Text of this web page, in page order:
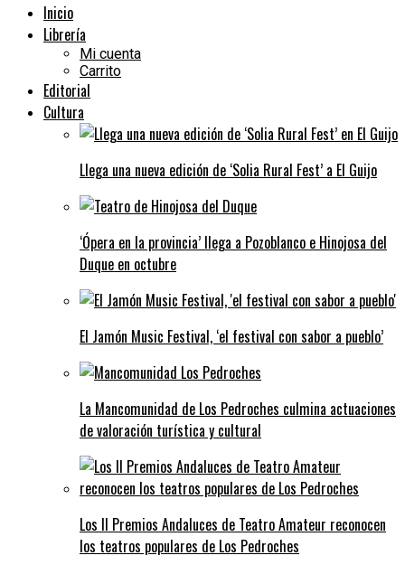
Inicio
Librería
Mi cuenta
Carrito
Editorial
Cultura
Llega una nueva edición de ‘Solia Rural Fest’ a El Guijo
‘Ópera en la provincia’ llega a Pozoblanco e Hinojosa del
Duque en octubre
El Jamón Music Festival, ‘el festival con sabor a pueblo’
La Mancomunidad de Los Pedroches culmina actuaciones
de valoración turística y cultural
Los II Premios Andaluces de Teatro Amateur reconocen
los teatros populares de Los Pedroches